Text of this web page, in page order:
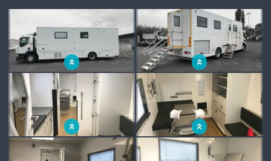
Un véhicule de protection
maternelle infantile accessible à
tous
Une clinique mobile spécialisée dans
la pédiatrie
"Aller vers" la mission de ce camion
de santé itinérant
Un cabinet médical itinérant au
service de la pédiatrie